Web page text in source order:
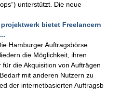
unterstützt. Die neue
bietet Freelancern
Hamburger Auftragsbörse
die Möglichkeit, ihren
die Akquisition von Aufträgen
mit anderen Nutzern zu
der internetbasierten Auftragsb